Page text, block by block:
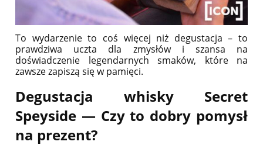
To wydarzenie to coś więcej niż degustacja – to
prawdziwa uczta dla zmysłów i szansa na
doświadczenie legendarnych smaków, które na
zawsze zapiszą się w pamięci.
Degustacja whisky Secret
Speyside — Czy to dobry pomysł
na prezent?